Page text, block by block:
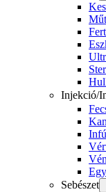
Injekció/
Sebészet